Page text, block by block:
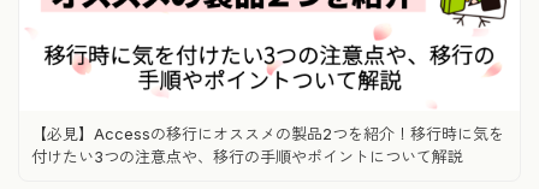
【必見】Accessの移行にオススメの製品2つを紹介！移行時に気を
付けたい3つの注意点や、移行の手順やポイントについて解説